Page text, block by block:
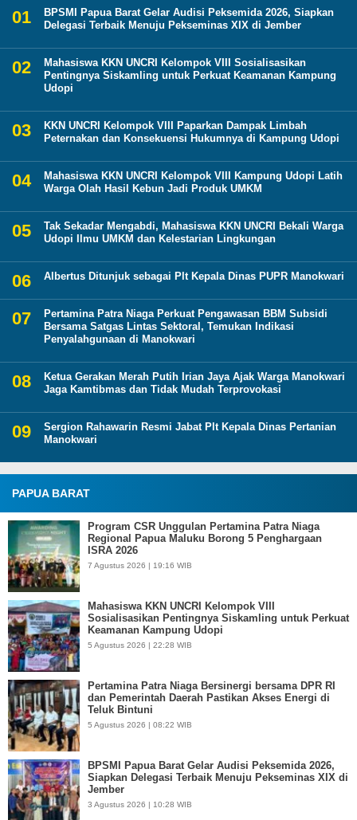
BPSMI Papua Barat Gelar Audisi Peksemida 2026, Siapkan
Delegasi Terbaik Menuju Pekseminas XIX di Jember
Mahasiswa KKN UNCRI Kelompok VIII Sosialisasikan
Pentingnya Siskamling untuk Perkuat Keamanan Kampung
Udopi
KKN UNCRI Kelompok VIII Paparkan Dampak Limbah
Peternakan dan Konsekuensi Hukumnya di Kampung Udopi
Mahasiswa KKN UNCRI Kelompok VIII Kampung Udopi Latih
Warga Olah Hasil Kebun Jadi Produk UMKM
Tak Sekadar Mengabdi, Mahasiswa KKN UNCRI Bekali Warga
Udopi Ilmu UMKM dan Kelestarian Lingkungan
Albertus Ditunjuk sebagai Plt Kepala Dinas PUPR Manokwari
Pertamina Patra Niaga Perkuat Pengawasan BBM Subsidi
Bersama Satgas Lintas Sektoral, Temukan Indikasi
Penyalahgunaan di Manokwari
Ketua Gerakan Merah Putih Irian Jaya Ajak Warga Manokwari
Jaga Kamtibmas dan Tidak Mudah Terprovokasi
Sergion Rahawarin Resmi Jabat Plt Kepala Dinas Pertanian
Manokwari
PAPUA BARAT
Program CSR Unggulan Pertamina Patra Niaga
Regional Papua Maluku Borong 5 Penghargaan
ISRA 2026
7 Agustus 2026 | 19:16 WIB
Mahasiswa KKN UNCRI Kelompok VIII
Sosialisasikan Pentingnya Siskamling untuk Perkuat
Keamanan Kampung Udopi
5 Agustus 2026 | 22:28 WIB
Pertamina Patra Niaga Bersinergi bersama DPR RI
dan Pemerintah Daerah Pastikan Akses Energi di
Teluk Bintuni
5 Agustus 2026 | 08:22 WIB
BPSMI Papua Barat Gelar Audisi Peksemida 2026,
Siapkan Delegasi Terbaik Menuju Pekseminas XIX di
Jember
3 Agustus 2026 | 10:28 WIB